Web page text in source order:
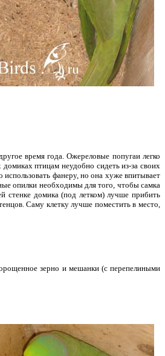
время года. Ожереловые попугаи легко
птицам неудобно сидеть из-за своих
фанеру, но она хуже впитывает
опилки необходимы для того, чтобы самка
стенке домика (под летком) лучше прибить
Саму клетку лучше поместить в место,
зерно и мешанки (с перепелиными